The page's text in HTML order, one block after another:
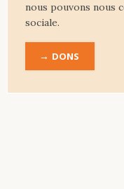
nous pouvons nous
sociale.
DONS